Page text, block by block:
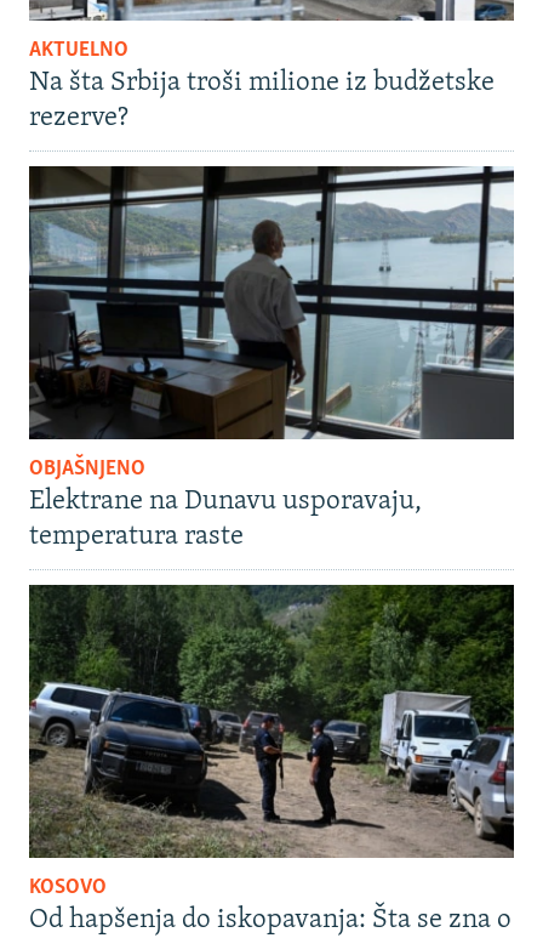
AKTUELNO
Na šta Srbija troši milione iz budžetske
rezerve?
OBJAŠNJENO
Elektrane na Dunavu usporavaju,
temperatura raste
KOSOVO
Od hapšenja do iskopavanja: Šta se zna o